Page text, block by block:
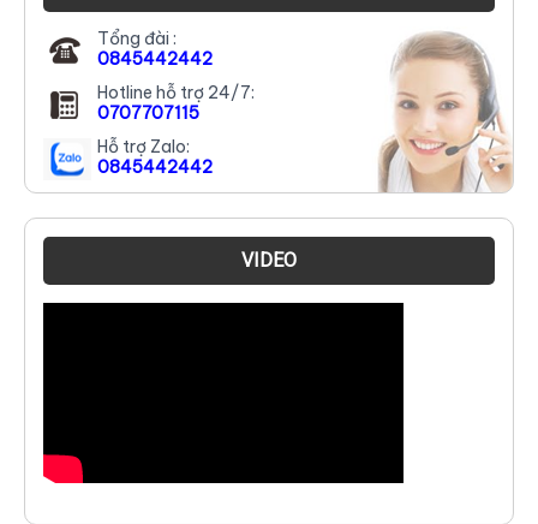
Tổng đài :
0845442442
Hotline hỗ trợ 24/7:
0707707115
Hỗ trợ Zalo:
0845442442
VIDEO